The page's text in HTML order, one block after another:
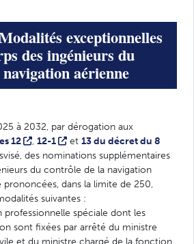
exceptionnelles
des ingénieurs du
aérienne
à 2032, par dérogation aux
12 , 12-1 et 13 du décret du 8
des nominations supplémentaires
du contrôle de la navigation
dans la limite de 250,
suivantes :
professionnelle spéciale dont les
sont fixées par arrêté du ministre
et du ministre chargé de la fonction